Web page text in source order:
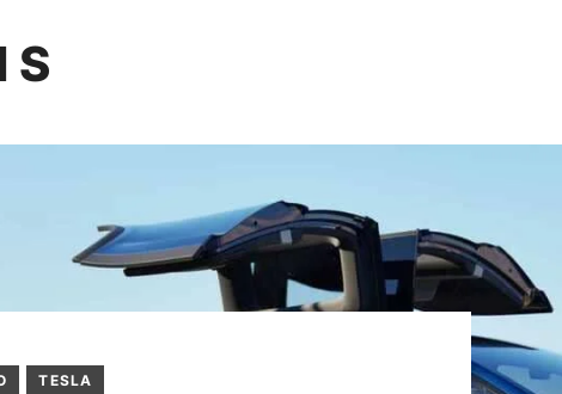
S
TESLA